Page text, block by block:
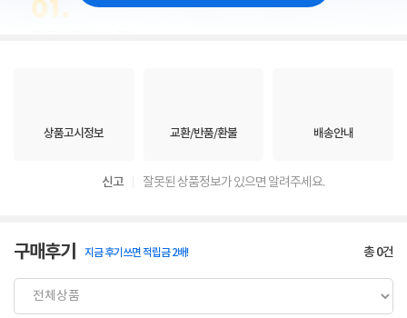
상품고시정보 교환/반품/환불 배송안내
신고 잘못된 상품정보가 있으면 알려주세요.
구매후기 지금 후기쓰면 적립금 2배! 총0건